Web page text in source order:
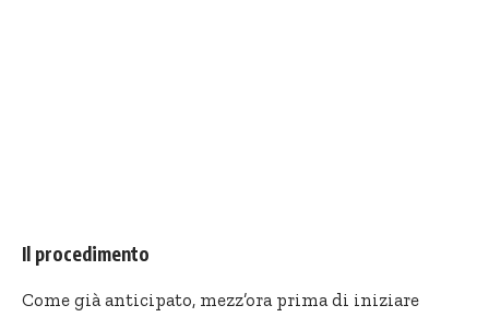
Il procedimento
Come già anticipato, mezz’ora prima di iniziare